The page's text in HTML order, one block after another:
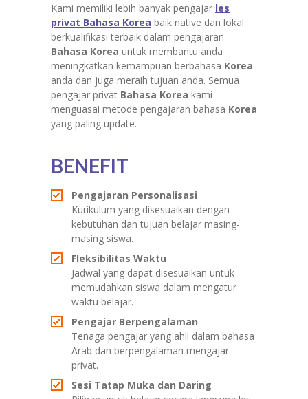
Kami memiliki lebih banyak pengajar les
privat Bahasa Korea baik native dan lokal
berkualifikasi terbaik dalam pengajaran
Bahasa Korea untuk membantu anda
meningkatkan kemampuan berbahasa Korea
anda dan juga meraih tujuan anda. Semua
pengajar privat Bahasa Korea kami
menguasai metode pengajaran bahasa Korea
yang paling update.
BENEFIT
Pengajaran Personalisasi
Kurikulum yang disesuaikan dengan
kebutuhan dan tujuan belajar masing-
masing siswa.
Fleksibilitas Waktu
Jadwal yang dapat disesuaikan untuk
memudahkan siswa dalam mengatur
waktu belajar.
Pengajar Berpengalaman
Tenaga pengajar yang ahli dalam bahasa
Arab dan berpengalaman mengajar
privat.
Sesi Tatap Muka dan Daring